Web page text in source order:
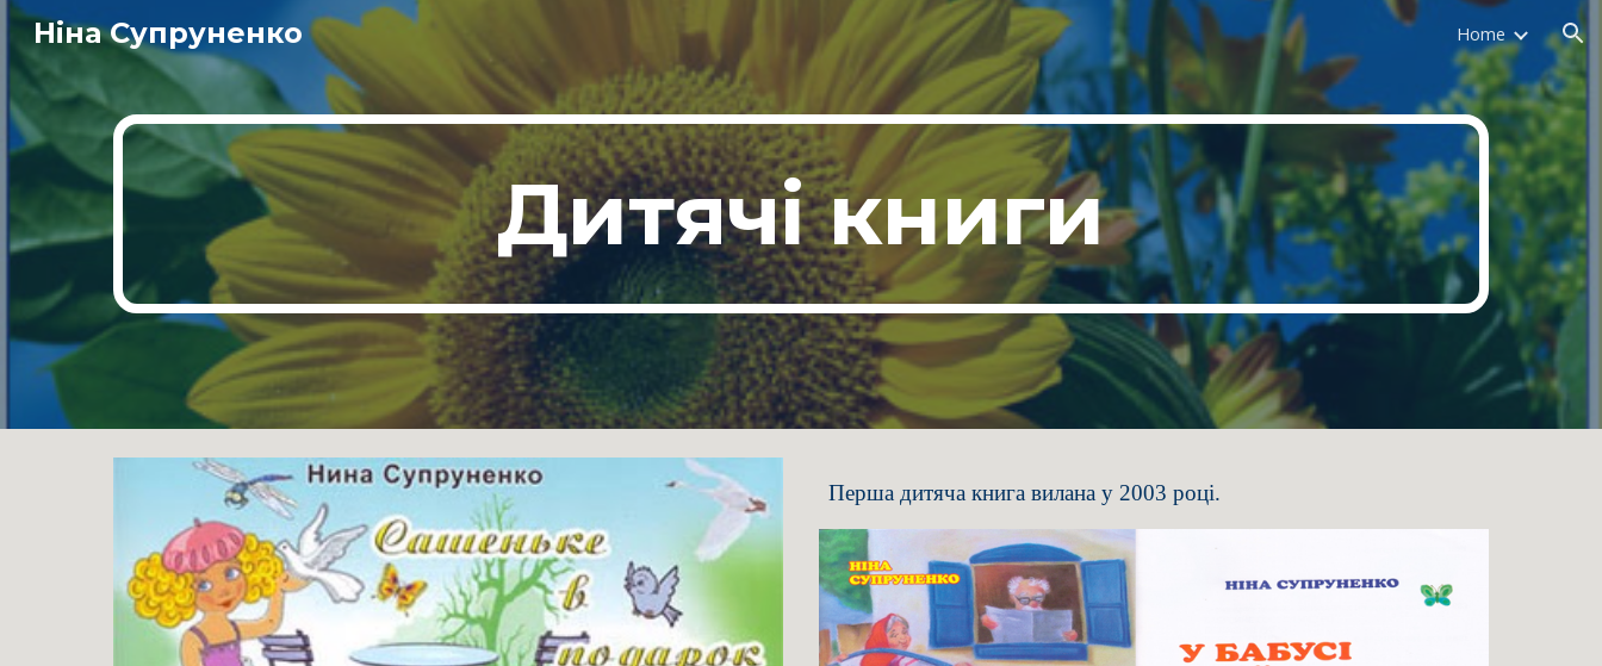
Skip to navigation
Ніна Супруненко Home
Дитячі книги
Перша дитяча книга вилана у 2003 році.